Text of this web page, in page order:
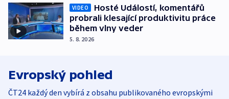
VIDEO
Hosté Událostí, komentářů
probrali klesající produktivitu práce
během vlny veder
5. 8. 2026
Evropský pohled
ČT24 každý den vybírá z obsahu publikovaného evropskými